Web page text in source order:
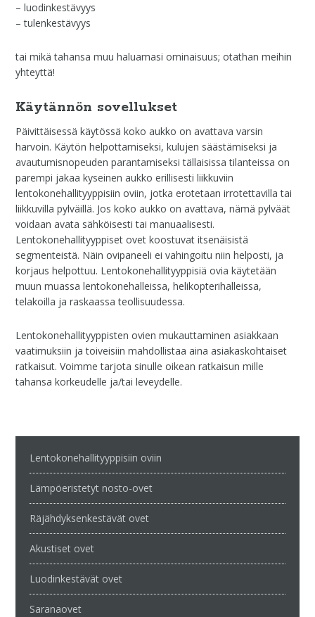
– luodinkestävyys
– tulenkestävyys
tai mikä tahansa muu haluamasi ominaisuus; otathan meihin
yhteyttä!
Käytännön sovellukset
Päivittäisessä käytössä koko aukko on avattava varsin
harvoin. Käytön helpottamiseksi, kulujen säästämiseksi ja
avautumisnopeuden parantamiseksi tällaisissa tilanteissa on
parempi jakaa kyseinen aukko erillisesti liikkuviin
lentokonehallityyppisiin oviin, jotka erotetaan irrotettavilla tai
liikkuvilla pylväillä. Jos koko aukko on avattava, nämä pylväät
voidaan avata sähköisesti tai manuaalisesti.
Lentokonehallityyppiset ovet koostuvat itsenäisistä
segmenteistä. Näin ovipaneeli ei vahingoitu niin helposti, ja
korjaus helpottuu. Lentokonehallityyppisiä ovia käytetään
muun muassa lentokonehalleissa, helikopterihalleissa,
telakoilla ja raskaassa teollisuudessa.
Lentokonehallityyppisten ovien mukauttaminen asiakkaan
vaatimuksiin ja toiveisiin mahdollistaa aina asiakaskohtaiset
ratkaisut. Voimme tarjota sinulle oikean ratkaisun mille
tahansa korkeudelle ja/tai leveydelle.
Lentokonehallityyppisiin oviin
Lämpöeristetyt nosto-ovet
Räjähdyksenkestävät ovet
Akustiset ovet
Luodinkestävät ovet
Saranaovet